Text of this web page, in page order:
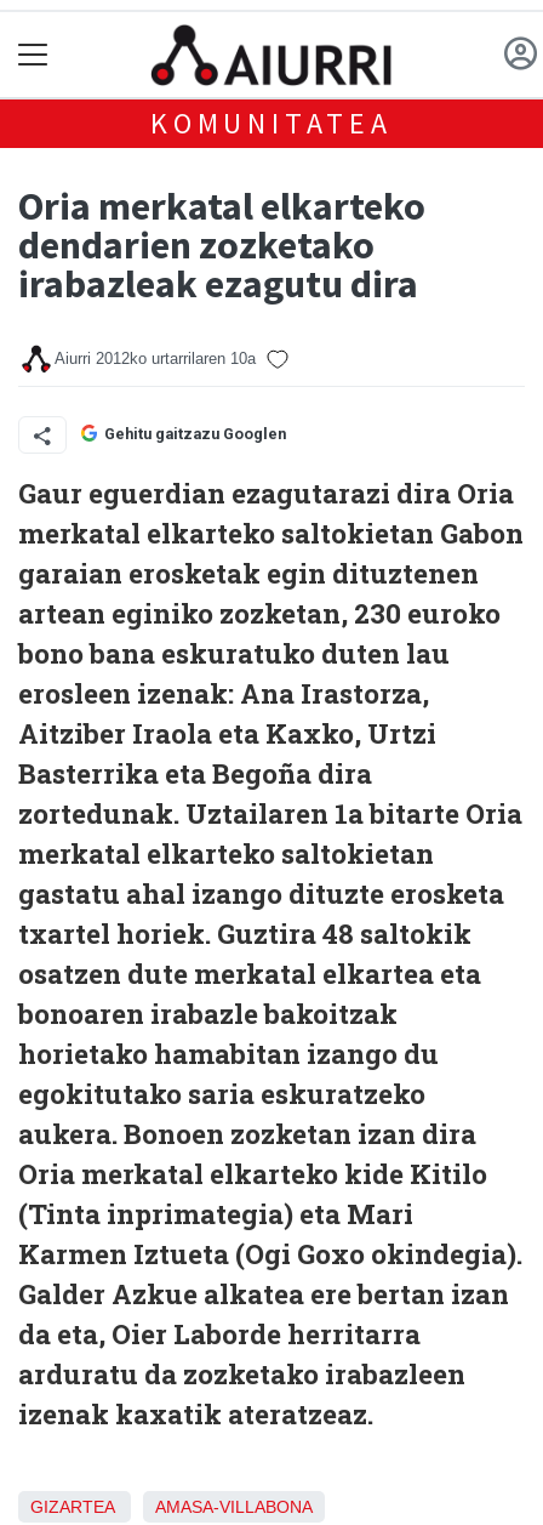
KOMUNITATEA
Oria merkatal elkarteko
dendarien zozketako
irabazleak ezagutu dira
Aiurri 2012ko urtarrilaren 10a
Gehitu gaitzazu Googlen
Gaur eguerdian ezagutarazi dira Oria
merkatal elkarteko saltokietan Gabon
garaian erosketak egin dituztenen
artean eginiko zozketan, 230 euroko
bono bana eskuratuko duten lau
erosleen izenak: Ana Irastorza,
Aitziber Iraola eta Kaxko, Urtzi
Basterrika eta Begoña dira
zortedunak. Uztailaren 1a bitarte Oria
merkatal elkarteko saltokietan
gastatu ahal izango dituzte erosketa
txartel horiek. Guztira 48 saltokik
osatzen dute merkatal elkartea eta
bonoaren irabazle bakoitzak
horietako hamabitan izango du
egokitutako saria eskuratzeko
aukera. Bonoen zozketan izan dira
Oria merkatal elkarteko kide Kitilo
(Tinta inprimategia) eta Mari
Karmen Iztueta (Ogi Goxo okindegia).
Galder Azkue alkatea ere bertan izan
da eta, Oier Laborde herritarra
arduratu da zozketako irabazleen
izenak kaxatik ateratzeaz.
GIZARTEA AMASA-VILLABONA